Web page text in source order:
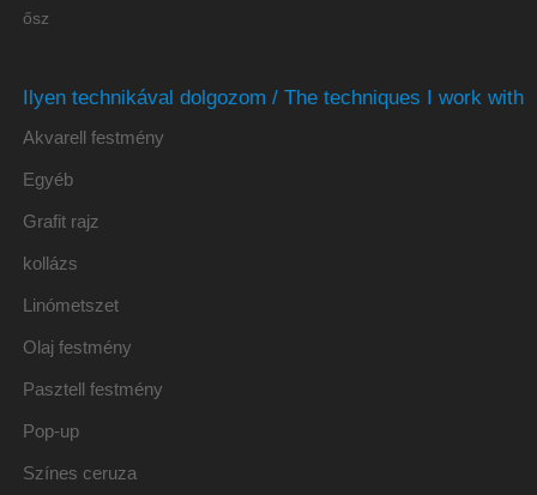
ősz
Ilyen technikával dolgozom / The techniques I work with
Akvarell festmény
Egyéb
Grafit rajz
kollázs
Linómetszet
Olaj festmény
Pasztell festmény
Pop-up
Színes ceruza